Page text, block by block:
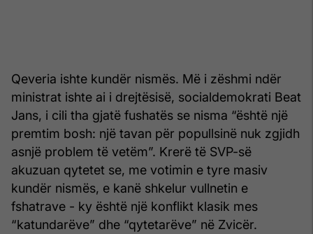
Qeveria ishte kundër nismës. Më i zëshmi ndër
ministrat ishte ai i drejtësisë, socialdemokrati Beat
Jans, i cili tha gjatë fushatës se nisma “është një
premtim bosh: një tavan për popullsinë nuk zgjidh
asnjë problem të vetëm”. Krerë të SVP-së
akuzuan qytetet se, me votimin e tyre masiv
kundër nismës, e kanë shkelur vullnetin e
fshatrave - ky është një konflikt klasik mes
“katundarëve” dhe “qytetarëve” në Zvicër.